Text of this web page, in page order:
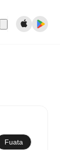
Fuata